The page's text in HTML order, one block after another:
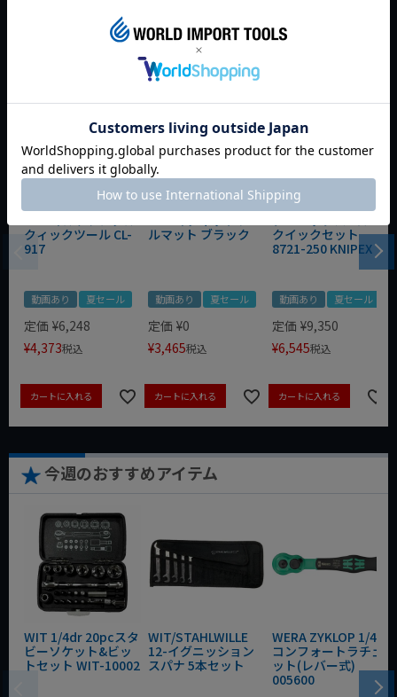
クィックツール CL-
917
動画あり 夏セール
定価 ¥6,248
¥4,373税込
カートに入れる
ルマット ブラック
動画あり 夏セール
定価 ¥0
¥3,465税込
カートに入れる
クイックセット
8721-250 KNIPEX
動画あり 夏セール
定価 ¥9,350
¥6,545税込
カートに入れる
今週のおすすめアイテム
WIT 1/4dr 20pcスタ
ビーソケット&ビッ
トセット WIT-10002
WIT/STAHLWILLE
12-イグニッション
スパナ 5本セット
WERA ZYKLOP 1/4"
コンフォートラチェ
ット(レバー式)
005600